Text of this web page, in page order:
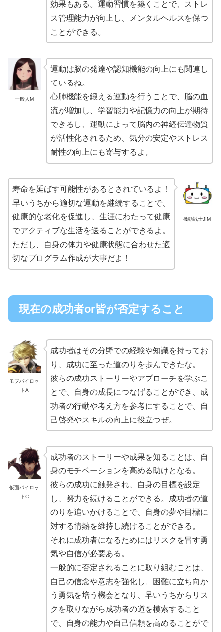
効果もある。運動習慣を築くことで、ストレ
ス管理能力が向上し、メンタルヘルスを保つ
ことができる。
一般人M
運動は脳の発達や認知機能の向上にも関連し
ているね。
心肺機能を鍛える運動を行うことで、脳の血
流が増加し、学習能力や記憶力の向上が期待
できるし、運動によって脳内の神経伝達物質
が活性化されるため、気分の安定やストレス
耐性の向上にも寄与するよ。
機動戦士JIM
寿命を延ばす可能性があるとされているよ！
早いうちから適切な運動を継続することで、
健康的な老化を促進し、生涯にわたって健康
でアクティブな生活を送ることができるよ。
ただし、自身の体力や健康状態に合わせた適
切なプログラム作成が大事だよ！
現在の成功者or皆が否定すること
モブパイロッ
トA
成功者はその分野での経験や知識を持ってお
り、成功に至った道のりを歩んできたな。
彼らの成功ストーリーやアプローチを学ぶこ
とで、自身の成長につなげることができ、成
功者の行動や考え方を参考にすることで、自
己啓発やスキルの向上に役立つぜ。
仮面パイロッ
トC
成功者のストーリーや成果を知ることは、自
身のモチベーションを高める助けとなる。
彼らの成功に触発され、自身の目標を設定
し、努力を続けることができる。成功者の道
のりを追いかけることで、自身の夢や目標に
対する情熱を維持し続けることができる。
それに成功者になるためにはリスクを冒す勇
気や自信が必要ある。
一般的に否定されることに取り組むことは、
自己の信念や意志を強化し、困難に立ち向か
う勇気を培う機会となり、早いうちからリス
クを取りながら成功者の道を模索すること
で、自身の能力や自己信頼を高めることがで